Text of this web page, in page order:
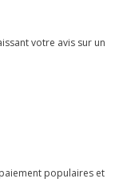
votre avis sur un
populaires et